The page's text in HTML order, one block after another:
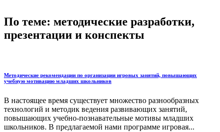
По теме: методические разработки,
презентации и конспекты
Методические рекомендации по организации игровых занятий, повышающих
учебную мотивацию младших школьников
В настоящее время существует множество разнообразных
технологий и методик ведения развивающих занятий,
повышающих учебно-познавательные мотивы младших
школьников. В предлагаемой нами программе игровая...